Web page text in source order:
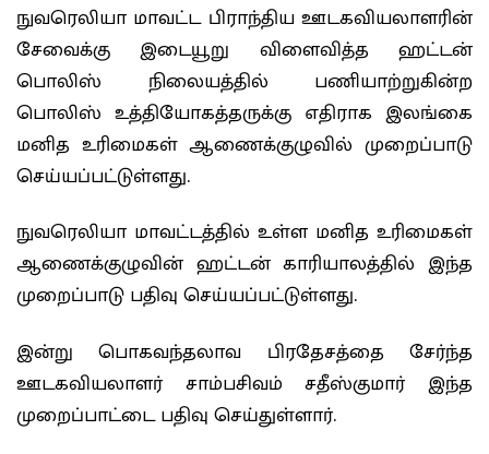
நுவரெலியா மாவட்ட பிராந்திய ஊடகவியலாளரின்
சேவைக்கு இடையூறு விளைவித்த ஹட்டன்
பொலிஸ் நிலையத்தில் பணியாற்றுகின்ற
பொலிஸ் உத்தியோகத்தருக்கு எதிராக இலங்கை
மனித உரிமைகள் ஆணைக்குழுவில் முறைப்பாடு
செய்யப்பட்டுள்ளது.
நுவரெலியா மாவட்டத்தில் உள்ள மனித உரிமைகள்
ஆணைக்குழுவின் ஹட்டன் காரியாலத்தில் இந்த
முறைப்பாடு பதிவு செய்யப்பட்டுள்ளது.
இன்று பொகவந்தலாவ பிரதேசத்தை சேர்ந்த
ஊடகவியலாளர் சாம்பசிவம் சதீஸ்குமார் இந்த
முறைப்பாட்டை பதிவு செய்துள்ளார்.